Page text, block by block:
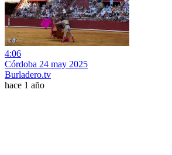
4:06
Córdoba 24 may 2025
Burladero.tv
hace 1 año